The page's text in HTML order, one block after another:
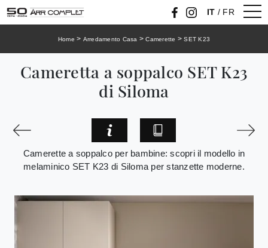
IT / FR
Home > Arredamento Casa >Camerette >SET K23
Cameretta a soppalco SET K23
di Siloma
Camerette a soppalco per bambine: scopri il modello in
melaminico SET K23 di Siloma per stanzette moderne.